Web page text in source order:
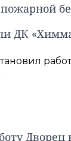
пожарной
ДК
.